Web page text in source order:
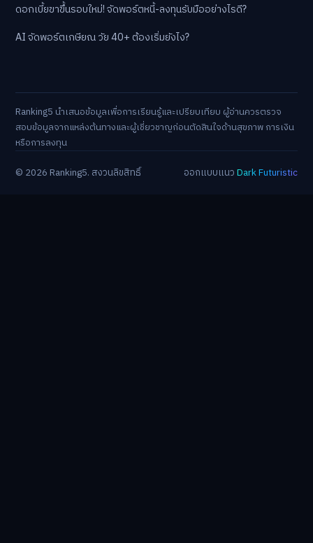
ดอกเบี้ยขาขึ้นรอบใหม่! จัดพอร์ตหนี้-ลงทุนรับมืออย่างไรดี?
AI จัดพอร์ตเกษียณ วัย 40+ ต้องเริ่มยังไง?
Ranking5 นำเสนอข้อมูลเพื่อการเรียนรู้และเปรียบเทียบ ผู้อ่านควรตรวจ
สอบข้อมูลจากแหล่งต้นทางและผู้เชี่ยวชาญก่อนตัดสินใจด้านสุขภาพ การเงิน
หรือการลงทุน
© 2026 Ranking5. สงวนลิขสิทธิ์
ออกแบบแนวDark Futuristic